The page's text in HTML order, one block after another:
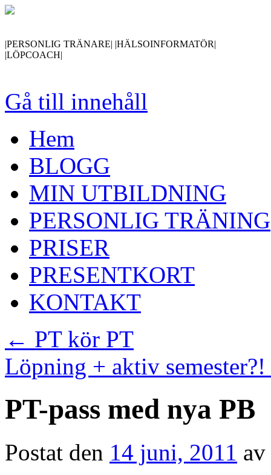
|PERSONLIG TRÄNARE| |HÄLSOINFORMATÖR|
|LÖPCOACH|
Gå till innehåll
Hem
BLOGG
MIN UTBILDNING
PERSONLIG TRÄNING
PRISER
PRESENTKORT
KONTAKT
← PT kör PT
Löpning + aktiv semester?!
PT-pass med nya PB
Postat den 14 juni, 2011 av